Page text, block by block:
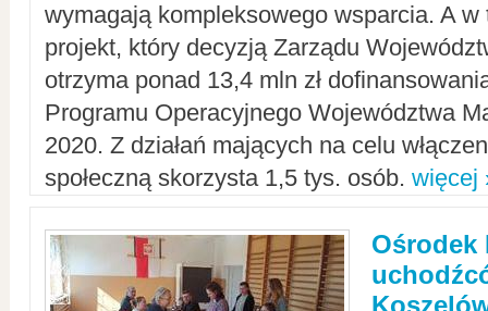
wymagają kompleksowego wsparcia. A w
projekt, który decyzją Zarządu
otrzyma ponad 13,4 mln zł
Programu Operacyjnego Województwa
2020. Z działań mających na celu
społeczną skorzysta 1,5 tys. osób. więcej
Ośrodek